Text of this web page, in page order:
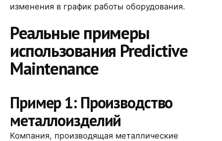
изменения в график работы оборудования.
Реальные примеры
использования Predictive
Maintenance
Пример 1: Производство
металлоизделий
Компания, производящая металлические